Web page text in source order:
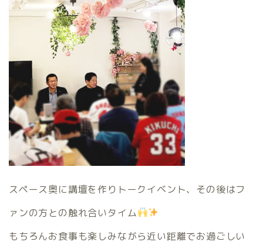
スペース奥に講壇を作りトークイベント、その後はフ
ァンの方との触れ合いタイム
もちろんお食事も楽しみながら近い距離でお過ごしい